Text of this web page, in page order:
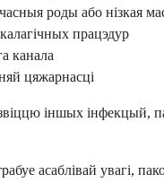
роды або нізкая
працэдур
канала
цяжарнасці
іншых інфекцый,
асаблівай увагі,